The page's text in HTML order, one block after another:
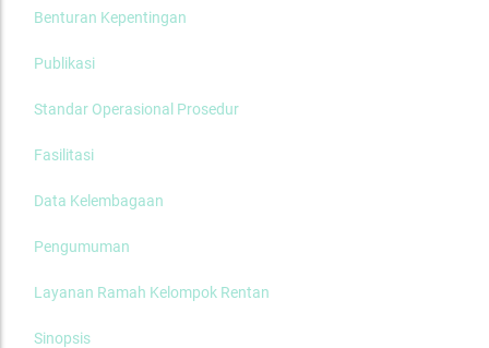
Benturan Kepentingan
Publikasi
Standar Operasional Prosedur
Fasilitasi
Data Kelembagaan
Pengumuman
Layanan Ramah Kelompok Rentan
Sinopsis